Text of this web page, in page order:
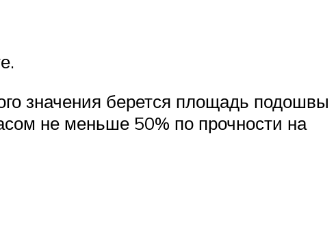
значения берется площадь подошвы
не меньше 50% по прочности на